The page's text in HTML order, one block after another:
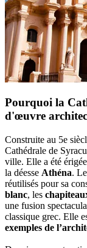
Pourquoi la
d'œuvre
Construite au 5e
Cathédrale de
ville. Elle a été
la déesse Athéna.
réutilisés pour sa
blanc, les
une fusion
classique grec. Elle
exemples de